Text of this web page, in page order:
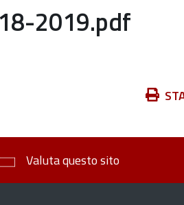
2019.pdf
Azioni
Valuta questo sito